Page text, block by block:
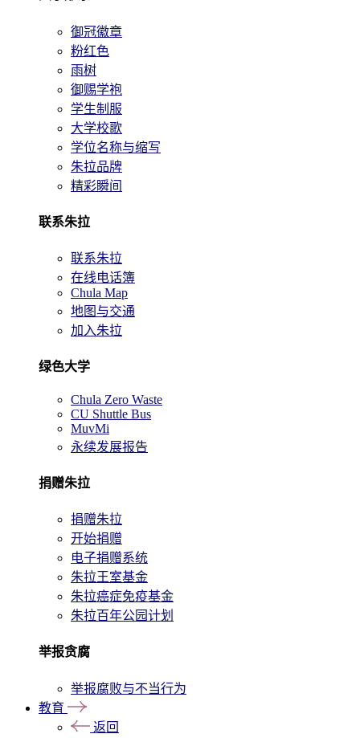
御冠徽章
粉红色
雨树
御赐学袍
学生制服
大学校歌
学位名称与缩写
朱拉品牌
精彩瞬间
联系朱拉
联系朱拉
在线电话簿
Chula Map
地图与交通
加入朱拉
绿色大学
Chula Zero Waste
CU Shuttle Bus
MuvMi
永续发展报告
捐赠朱拉
捐赠朱拉
开始捐赠
电子捐赠系统
朱拉王室基金
朱拉癌症免疫基金
朱拉百年公园计划
举报贪腐
举报腐败与不当行为
教育
返回